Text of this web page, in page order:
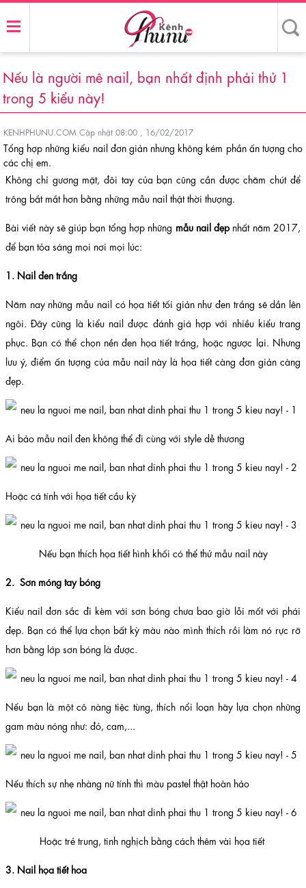
Nếu là người mê nail, bạn nhất định phải thử 1
trong 5 kiểu này!
KENHPHUNU.COM Cập nhật 08:00 , 16/02/2017
Tổng hợp những kiểu nail đơn giản nhưng không kém phần ấn tượng cho
các chị em.
Không chỉ gương mặt, đôi tay của bạn cũng cần được chăm chút để
trông bắt mắt hơn bằng những mẫu nail thật thời thượng.
Bài viết này sẽ giúp bạn tổng hợp những mẫu nail đẹp nhất năm 2017,
để bạn tỏa sáng mọi nơi mọi lúc:
1. Nail đen trắng
Năm nay những mẫu nail có họa tiết tối giản như đen trắng sẽ dần lên
ngôi. Đây cũng là kiểu nail được đánh giá hợp với nhiều kiểu trang
phục. Bạn có thể chọn nền đen họa tiết trắng, hoặc ngược lại. Nhưng
lưu ý, điểm ấn tượng của mẫu nail này là họa tiết càng đơn giản càng
đẹp.
Ai bảo mẫu nail đen không thể đi cùng với style dễ thương
Hoặc cá tính với họa tiết cầu kỳ
Nếu bạn thích họa tiết hình khối có thể thử mẫu nail này
2. Sơn móng tay bóng
Kiểu nail đơn sắc đi kèm với sơn bóng chưa bao giờ lỗi mốt với phái
đẹp. Bạn có thể lựa chọn bất kỳ màu nào mình thích rồi làm nó rực rỡ
hơn bằng lớp sơn bóng là được.
Nếu bạn là một cô nàng tiệc tùng, thích nổi loạn hãy lựa chọn những
gam màu nóng như: đỏ, cam,...
Nếu thích sự nhẹ nhàng nữ tính thì màu pastel thật hoàn hảo
Hoặc trẻ trung, tinh nghịch bằng cách thêm vài họa tiết
3. Nail họa tiết hoa